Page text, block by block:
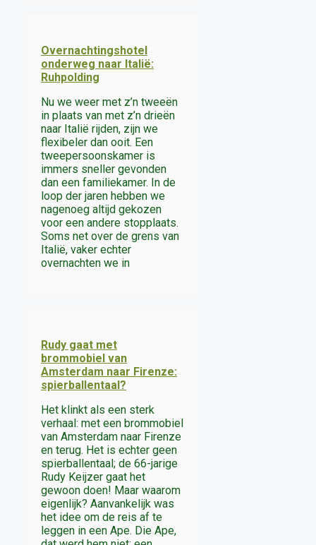
Overnachtingshotel
onderweg naar Italië:
Ruhpolding
Nu we weer met z’n tweeën
in plaats van met z’n drieën
naar Italië rijden, zijn we
flexibeler dan ooit. Een
tweepersoonskamer is
immers sneller gevonden
dan een familiekamer. In de
loop der jaren hebben we
nagenoeg altijd gekozen
voor een andere stopplaats.
Soms net over de grens van
Italië, vaker echter
overnachten we in
Rudy gaat met
brommobiel van
Amsterdam naar Firenze:
spierballentaal?
Het klinkt als een sterk
verhaal: met een brommobiel
van Amsterdam naar Firenze
en terug. Het is echter geen
spierballentaal; de 66-jarige
Rudy Keijzer gaat het
gewoon doen! Maar waarom
eigenlijk? Aanvankelijk was
het idee om de reis af te
leggen in een Ape. Die Ape,